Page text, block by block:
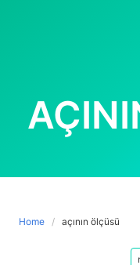
Home açının ölçüsü